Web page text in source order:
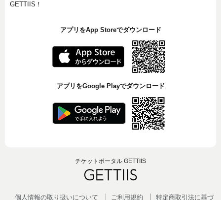
GETTIIS！
アプリをApp Storeでダウンロード
アプリをGoogle Playでダウンロード
チケットポータル GETTIIS
個人情報の取り扱いについて ご利用規約 特定商取引法に基づ